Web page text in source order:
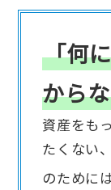
「何
から
資産をも
たくない
のために